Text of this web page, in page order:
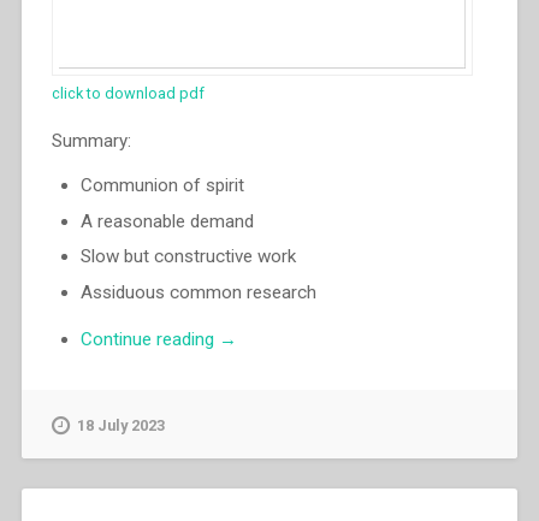
click to download pdf
Summary:
Communion of spirit
A reasonable demand
Slow but constructive work
Assiduous common research
Continue reading “Luigi
→
18 July 2023